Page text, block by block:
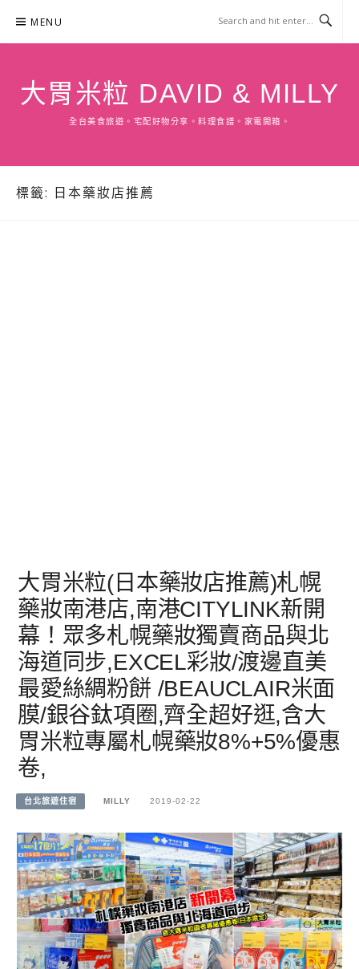
content
MENU
大胃米粒 DAVID & MILLY
全台美食旅遊。宅配好物分享。料理食譜。家電開箱。
標籤: 日本藥妝店推薦
大胃米粒(日本藥妝店推薦)札幌
藥妝南港店,南港CITYLINK新開
幕！眾多札幌藥妝獨賣商品與北
海道同步,EXCEL彩妝/渡邊直美
最愛絲綢粉餅 /BEAUCLAIR米面
膜/銀谷鈦項圈,齊全超好逛,含大
胃米粒專屬札幌藥妝8%+5%優惠
卷,
台北旅遊住宿 MILLY 2019-02-22